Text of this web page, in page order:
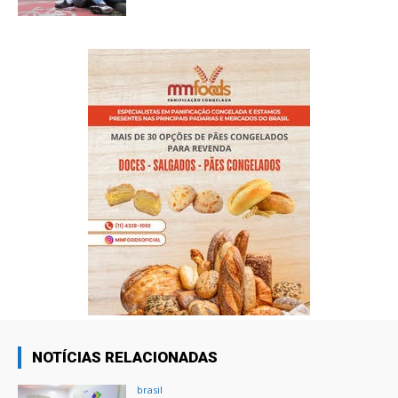
NOTÍCIAS RELACIONADAS
brasil